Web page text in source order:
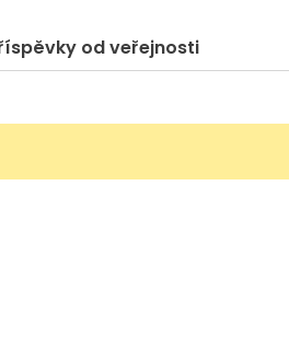
od veřejnosti